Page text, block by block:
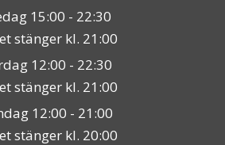
15:00 - 22:30
stänger kl. 21:00
12:00 - 22:30
stänger kl. 21:00
12:00 - 21:00
stänger kl. 20:00